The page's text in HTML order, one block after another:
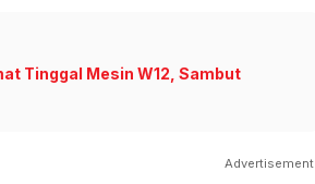
Tinggal Mesin W12, Sambut
Advertisement